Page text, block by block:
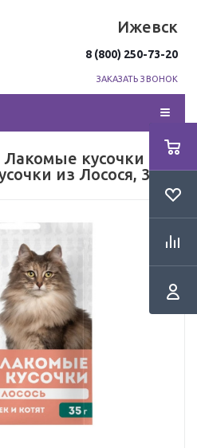
Ижевск
8 (800) 250-73-20
ЗАКАЗАТЬ ЗВОНОК
кусочки для
из Лосося, 35г